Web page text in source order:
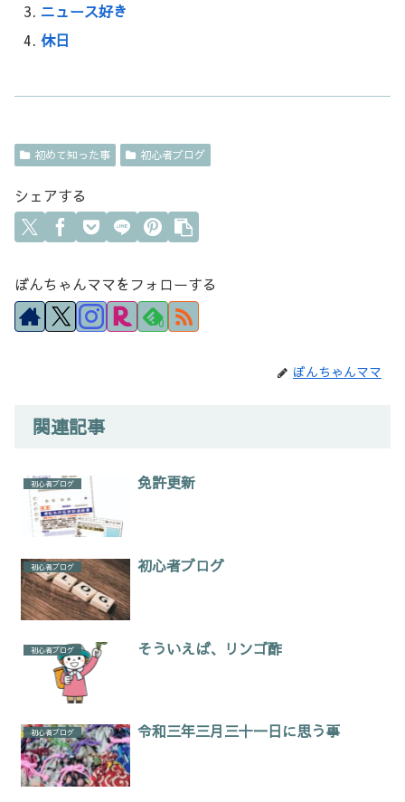
ニュース好き
休日
初めて知った事 初心者ブログ
シェアする
ぼんちゃんママをフォローする
0
ぼんちゃんママ
関連記事
初心者ブログ 免許更新
初心者ブログ 初心者ブログ
初心者ブログ そういえば、リンゴ酢
初心者ブログ 令和三年三月三十一日に思う事